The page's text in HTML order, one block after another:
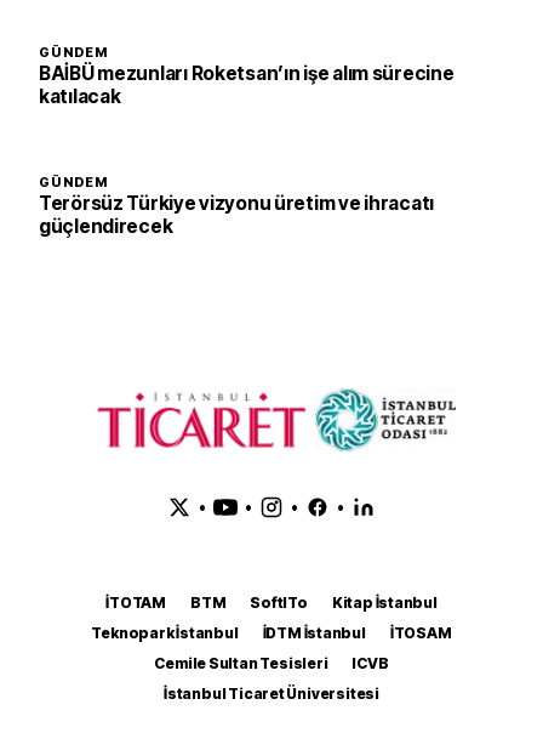
GÜNDEM
BAİBÜ mezunları Roketsan’ın işe alım sürecine
katılacak
GÜNDEM
Terörsüz Türkiye vizyonu üretim ve ihracatı
güçlendirecek
• • • •
İTOTAM BTM SoftITo
Kitap İstanbul
Teknopark İstanbul
İDTM İstanbul
İTOSAM
Cemile Sultan Tesisleri
ICVB
İstanbul Ticaret Üniversitesi